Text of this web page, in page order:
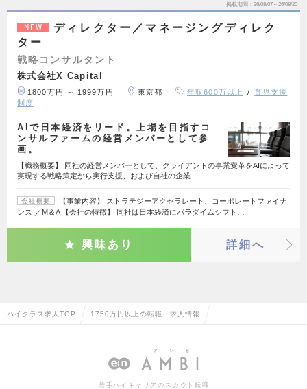
掲載期間 26/08/07～26/08/20
NEW
ディレクター／マネージングディレク
ター
戦略コンサルタント
株式会社X Capital
1800万円 ～ 1999万円 東京都 年収600万以上
育児支援
制度
AIで日本経済をリード。上場を目指すコ
ンサルファームの経営メンバーとして参
画。
【職務概要】 同社の経営メンバーとして、クライアントの事業変革をAIによって
実現する戦略策定から実行支援、および自社の企業…
会社概要
【事業内容】 ストラテジーアクセラレート、コーポレートファイナ
ンス ／M＆A 【会社の特徴】 同社は日本経済にパラダイムシフト…
興味あり 詳細へ
ハイクラス求人TOP 1750万円以上の転職・求人情報
若手ハイキャリアのスカウト転職